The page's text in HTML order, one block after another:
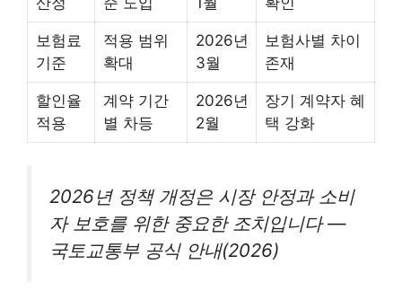
보험료
기준
적용 범위
확대
2026년
3월
보험사별 차이
존재
할인율
적용
계약 기간
별 차등
2026년
2월
장기 계약자 혜
택 강화
2026년 정책 개정은 시장 안정과 소비
자 보호를 위한 중요한 조치입니다 —
국토교통부 공식 안내(2026)